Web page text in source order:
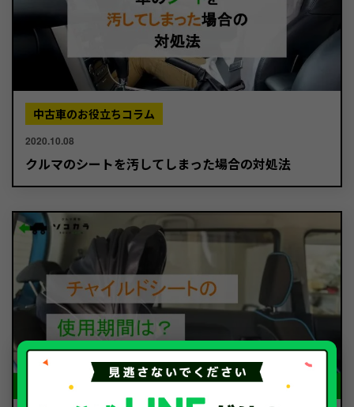
中古車のお役立ちコラム
2020.10.08
クルマのシートを汚してしまった場合の対処法